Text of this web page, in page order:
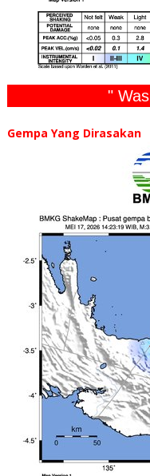
"
Gempa Yang Dirasakan